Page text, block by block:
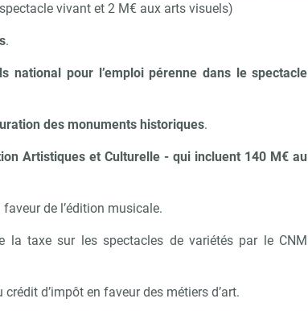
vivant et 2 M€ aux arts visuels)
.
national pour l’emploi pérenne dans le spectacle
des monuments historiques.
Artistiques et Culturelle - qui incluent 140 M€ au
de l’édition musicale.
la taxe sur les spectacles de variétés par le CNM
d’impôt en faveur des métiers d’art.
Matin